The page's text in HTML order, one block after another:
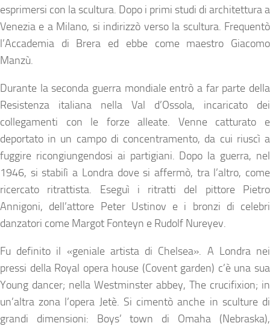
esprimersi con la scultura. Dopo i primi studi di architettura a
Venezia e a Milano, si indirizzò verso la scultura. Frequentò
l’Accademia di Brera ed ebbe come maestro Giacomo
Manzù.
Durante la seconda guerra mondiale entrò a far parte della
Resistenza italiana nella Val d’Ossola, incaricato dei
collegamenti con le forze alleate. Venne catturato e
deportato in un campo di concentramento, da cui riuscì a
fuggire ricongiungendosi ai partigiani. Dopo la guerra, nel
1946, si stabilì a Londra dove si affermò, tra l’altro, come
ricercato ritrattista. Eseguì i ritratti del pittore Pietro
Annigoni, dell’attore Peter Ustinov e i bronzi di celebri
danzatori come Margot Fonteyn e Rudolf Nureyev.
Fu definito il «geniale artista di Chelsea». A Londra nei
pressi della Royal opera house (Covent garden) c’è una sua
Young dancer; nella Westminster abbey, The crucifixion; in
un’altra zona l’opera Jetè. Si cimentò anche in sculture di
grandi dimensioni: Boys’ town di Omaha (Nebraska),